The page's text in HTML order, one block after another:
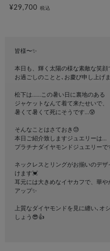
¥29,700 税込
皆様〜✨
本日も、輝く太陽の様な素敵な笑顔
お過ごしのことと､お慶び申し上げま
松下は……この暑い日に裏地のある
ジャケットなんて着て来たせいで、
暑くて暑くて死にそうです…😰
そんなことはさておき😓
本日ご紹介致しますジュエリーは…
プラチナダイヤモンドジュエリーで
ネックレスとリングがお揃いのデ
けます💓
耳元には大きめなイヤカフで、華や
アップ✨
上質なダイヤモンドを見に纏い､オ
しょう😎👍